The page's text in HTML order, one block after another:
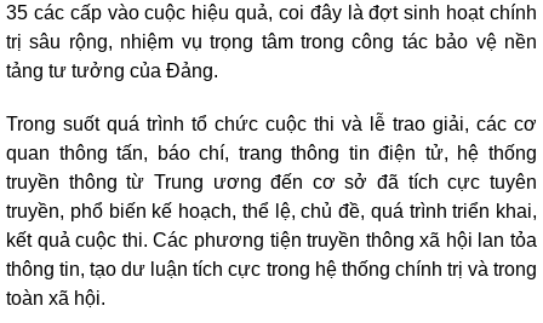
35 các cấp vào cuộc hiệu quả, coi đây là đợt sinh hoạt chính
trị sâu rộng, nhiệm vụ trọng tâm trong công tác bảo vệ nền
tảng tư tưởng của Đảng.
Trong suốt quá trình tổ chức cuộc thi và lễ trao giải, các cơ
quan thông tấn, báo chí, trang thông tin điện tử, hệ thống
truyền thông từ Trung ương đến cơ sở đã tích cực tuyên
truyền, phổ biến kế hoạch, thể lệ, chủ đề, quá trình triển khai,
kết quả cuộc thi. Các phương tiện truyền thông xã hội lan tỏa
thông tin, tạo dư luận tích cực trong hệ thống chính trị và trong
toàn xã hội.